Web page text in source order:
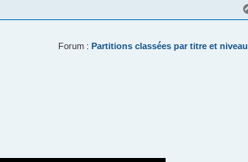
Forum : Partitions classées par titre et niveau